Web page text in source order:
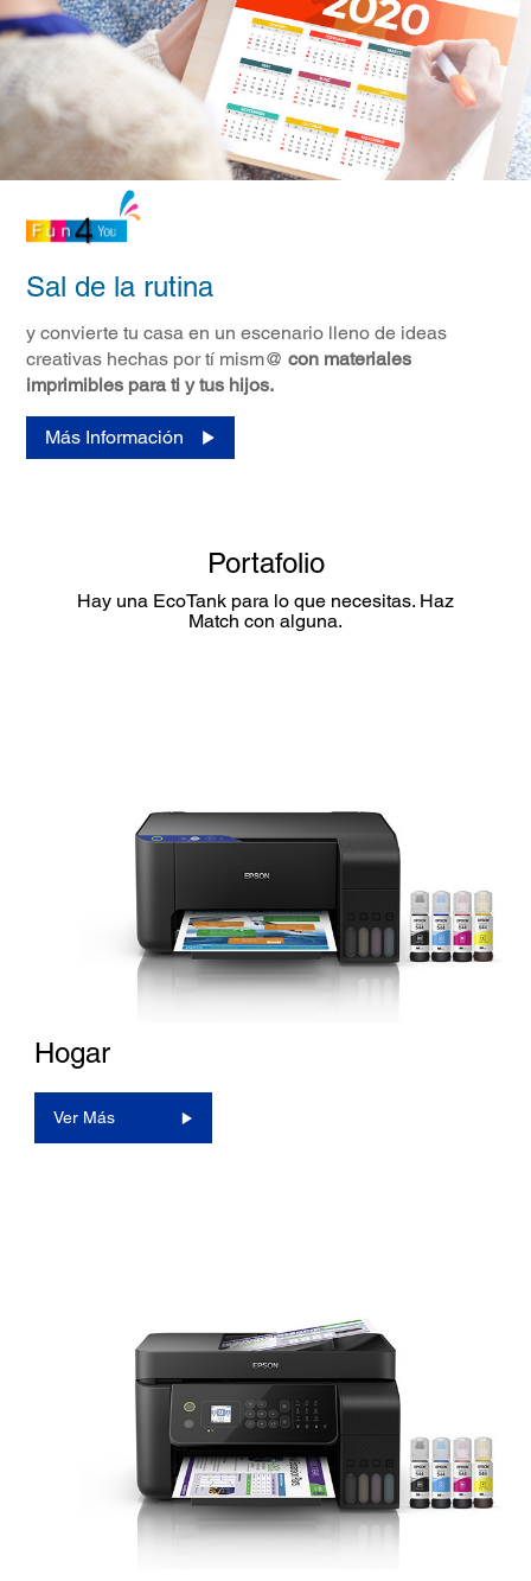
Sal de la rutina
y convierte tu casa en un escenario lleno de ideas
creativas hechas por tí mism@ con materiales
imprimibles para ti y tus hijos.
Más Información
Portafolio
Hay una EcoTank para lo que necesitas. Haz
Match con alguna.
Hogar
Ver Más